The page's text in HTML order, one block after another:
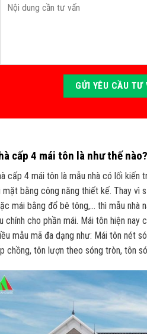
cấp 4 mái tôn là như thế nào?
cấp 4 mái tôn là mẫu nhà có lối kiến
mặt bằng công năng thiết kế. Thay vì
mái bằng đổ bê tông,… thì mẫu nhà
chính cho phần mái. Mái tôn hiện nay
mẫu mã đa dạng như: Mái tôn nét
chồng, tôn lượn theo sóng tròn, tôn